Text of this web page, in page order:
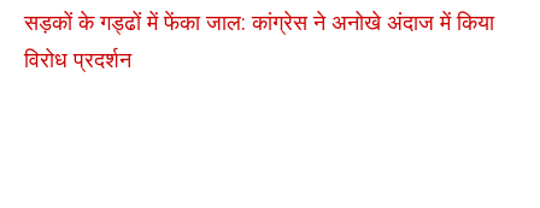
सड़कों के गड्ढों में फेंका जाल: कांग्रेस ने अनोखे अंदाज में किया
विरोध प्रदर्शन